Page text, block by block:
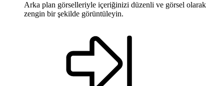
Arka plan görselleriyle içeriğinizi düzenli ve görsel olarak
zengin bir şekilde görüntüleyin.